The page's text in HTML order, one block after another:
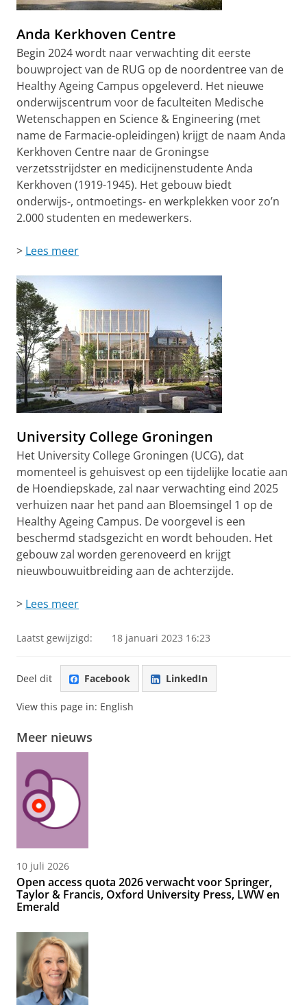
Anda Kerkhoven Centre
Begin 2024 wordt naar verwachting dit eerste
bouwproject van de RUG op de noordentree van de
Healthy Ageing Campus opgeleverd. Het nieuwe
onderwijscentrum voor de faculteiten Medische
Wetenschappen en Science & Engineering (met
name de Farmacie-opleidingen) krijgt de naam Anda
Kerkhoven Centre naar de Groningse
verzetsstrijdster en medicijnenstudente Anda
Kerkhoven (1919-1945). Het gebouw biedt
onderwijs-, ontmoetings- en werkplekken voor zo’n
2.000 studenten en medewerkers.
> Lees meer
University College Groningen
Het University College Groningen (UCG), dat
momenteel is gehuisvest op een tijdelijke locatie aan
de Hoendiepskade, zal naar verwachting eind 2025
verhuizen naar het pand aan Bloemsingel 1 op de
Healthy Ageing Campus. De voorgevel is een
beschermd stadsgezicht en wordt behouden. Het
gebouw zal worden gerenoveerd en krijgt
nieuwbouwuitbreiding aan de achterzijde.
> Lees meer
Laatst gewijzigd: 18 januari 2023 16:23
Deel dit Facebook LinkedIn
View this page in: English
Meer nieuws
10 juli 2026
Open access quota 2026 verwacht voor Springer,
Taylor & Francis, Oxford University Press, LWW en
Emerald